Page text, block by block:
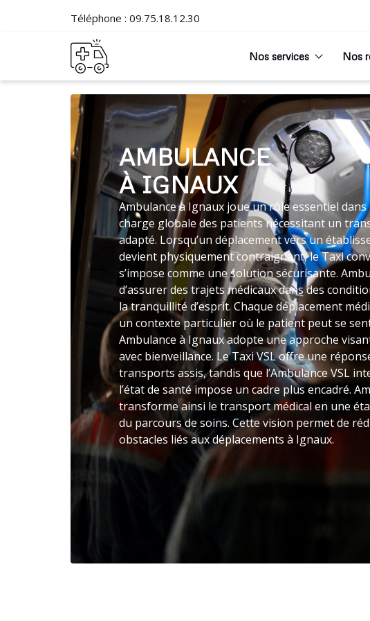
Téléphone : 09.75.18.12.30
Nos services Nos
AMBULANCE
À IGNAUX
Ambulance à Ignaux joue un rôle essentiel dans
charge globale des patients nécessitant un
adapté. Lorsqu’un déplacement vers un
devient physiquement contraignant, le Taxi
s’impose comme une solution sécurisante.
d’assurer des trajets médicaux dans des
la tranquillité d’esprit. Chaque déplacement
un contexte particulier où le patient peut se
Ambulance à Ignaux adopte une approche
avec bienveillance. Le Taxi VSL offre une
transports assis, tandis que l’Ambulance VSL
l’état de santé impose un cadre plus encadré.
transforme ainsi le transport médical en une
du parcours de soins. Cette vision permet de
obstacles liés aux déplacements à Ignaux.